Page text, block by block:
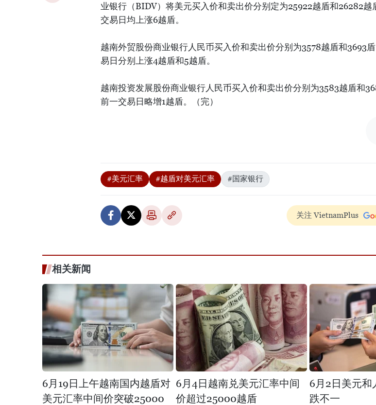
业银行（BIDV）将美元买入价和卖出价分别定为25922越盾和26282越
交易日均上涨6越盾。
越南外贸股份商业银行人民币买入价和卖出价分别为3578越盾和3693
易日分别上涨4越盾和5越盾。
越南投资发展股份商业银行人民币买入价和卖出价分别为3583越盾和
前一交易日略增1越盾。（完）
#美元汇率 #越盾对美元汇率 #国家银行
关注 VietnamPlus
相关新闻
6月19日上午越南国内越盾对
美元汇率中间价突破25000
6月4日越南兑美元汇率中间
价超过25000越盾
6月2日美元和
跌不一